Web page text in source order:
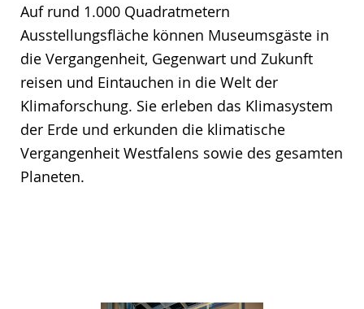
Auf rund 1.000 Quadratmetern
Ausstellungsfläche können Museumsgäste in
die Vergangenheit, Gegenwart und Zukunft
reisen und Eintauchen in die Welt der
Klimaforschung. Sie erleben das Klimasystem
der Erde und erkunden die klimatische
Vergangenheit Westfalens sowie des gesamten
Planeten.